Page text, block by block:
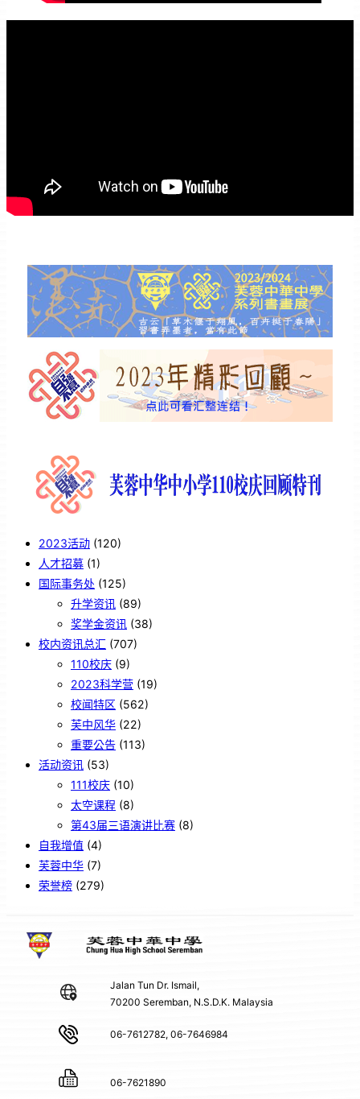
2023活动 (120)
人才招募 (1)
国际事务处 (125)
升学资讯 (89)
奖学金资讯 (38)
校内资讯总汇 (707)
110校庆 (9)
2023科学营 (19)
校闻特区 (562)
芙中风华 (22)
重要公告 (113)
活动资讯 (53)
111校庆 (10)
太空课程 (8)
第43届三语演讲比赛 (8)
自我增值 (4)
芙蓉中华 (7)
荣誉榜 (279)
Jalan Tun Dr. Ismail,
70200 Seremban, N.S.D.K. Malaysia
06-7612782, 06-7646984
06-7621890